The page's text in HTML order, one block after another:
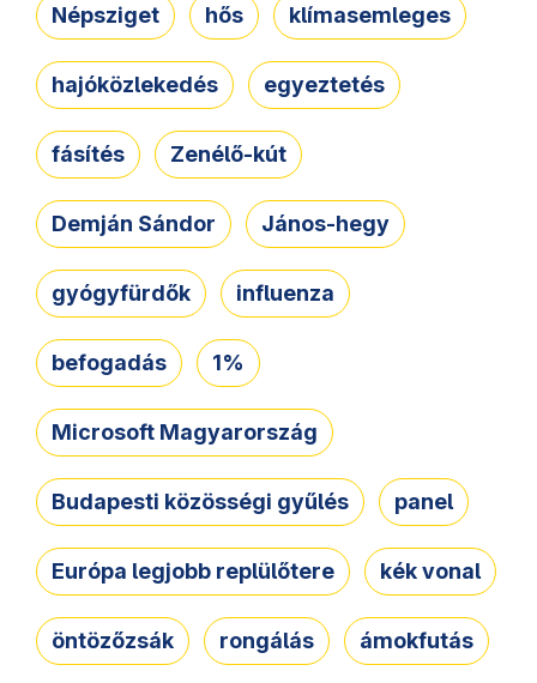
Népsziget hős klímasemleges
hajóközlekedés egyeztetés
fásítés Zenélő-kút
Demján Sándor János-hegy
gyógyfürdők influenza
befogadás 1%
Microsoft Magyarország
Budapesti közösségi gyűlés panel
Európa legjobb replülőtere kék vonal
öntözőzsák rongálás ámokfutás